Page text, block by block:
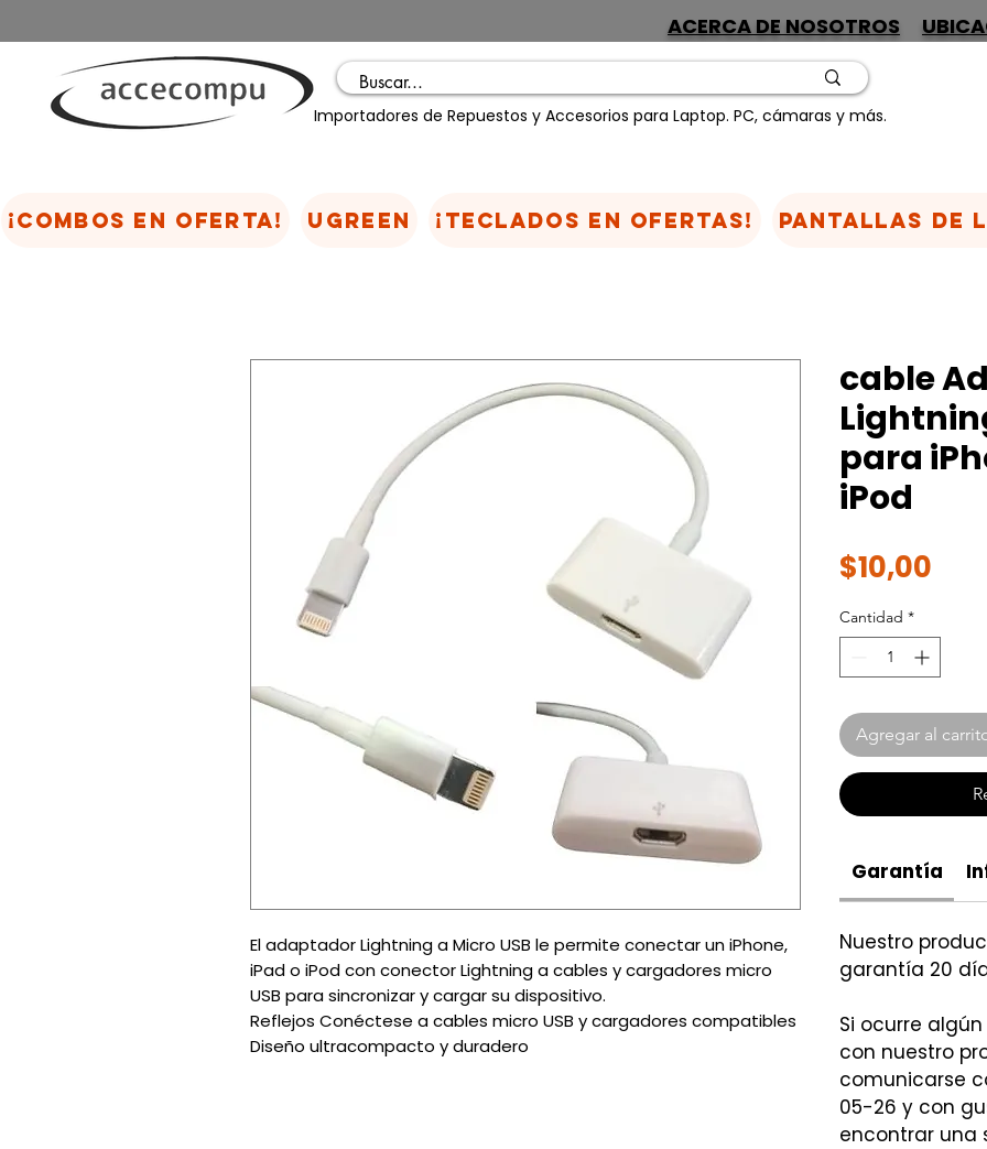
ACERCA DE NOSOTROS
Importadores de Repuestos y Accesorios para Laptop. PC, cámaras y más.
El adaptador Lightning a Micro USB le permite conectar un iPhone,
iPad o iPod con conector Lightning a cables y cargadores micro
USB para sincronizar y cargar su dispositivo.
Reflejos Conéctese a cables micro USB y cargadores compatibles
Diseño ultracompacto y duradero
cable
para
iPod
$10,00
Cantidad *
Agregar al
Garantía
Nuestro
garantía 20
Si ocurre
con nuestro
comunicarse
05-26 y con
encontrar una
¡COMBOS EN OFERTA! UGREEN ¡TECLADOS EN OFERTAS! Pantallas de